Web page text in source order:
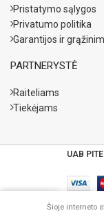
Pristatymo sąlygos
Privatumo politika
Garantijos ir
PARTNERYSTĖ
Raiteliams
Tiekėjams
UAB
Šioje interneto